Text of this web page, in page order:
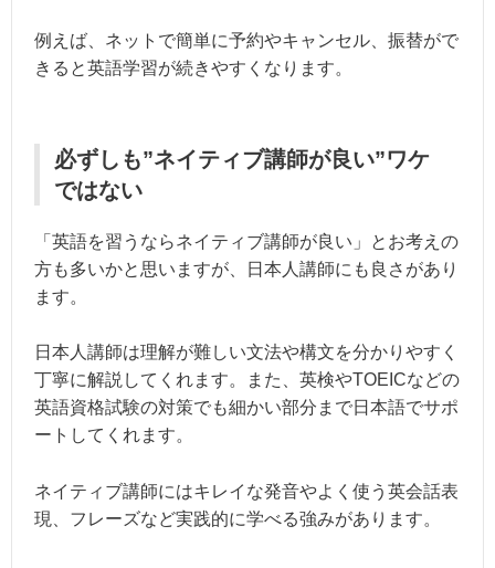
例えば、ネットで簡単に予約やキャンセル、振替がで
きると英語学習が続きやすくなります。
必ずしも”ネイティブ講師が良い”ワケ
ではない
「英語を習うならネイティブ講師が良い」とお考えの
方も多いかと思いますが、日本人講師にも良さがあり
ます。
日本人講師は理解が難しい文法や構文を分かりやすく
丁寧に解説してくれます。また、英検やTOEICなどの
英語資格試験の対策でも細かい部分まで日本語でサポ
ートしてくれます。
ネイティブ講師にはキレイな発音やよく使う英会話表
現、フレーズなど実践的に学べる強みがあります。